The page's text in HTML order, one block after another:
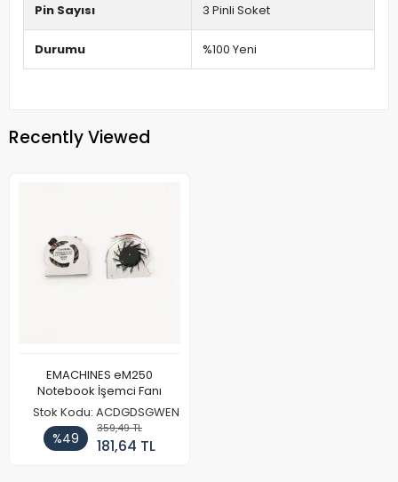
Pin Sayısı 3 Pinli Soket
Durumu %100 Yeni
Recently Viewed
EMACHINES eM250
Notebook İşemci Fanı
Stok Kodu: ACDGDSGWEN
%49
359,49 TL
181,64 TL